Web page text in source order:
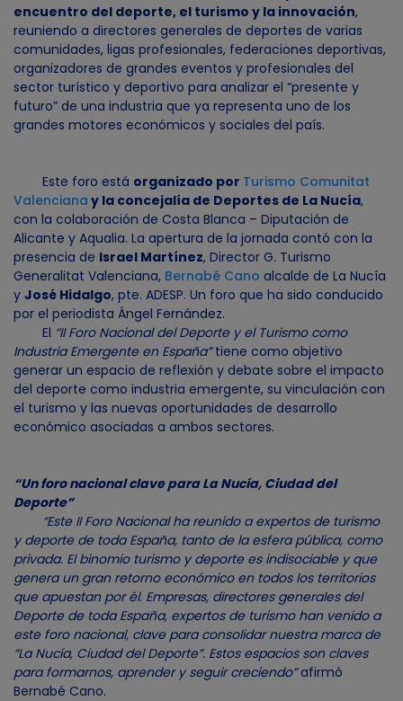
encuentro del deporte, el turismo y la innovación,
reuniendo a directores generales de deportes de varias
comunidades, ligas profesionales, federaciones deportivas,
organizadores de grandes eventos y profesionales del
sector turístico y deportivo para analizar el “presente y
futuro” de una industria que ya representa uno de los
grandes motores económicos y sociales del país.
Este foro está organizado por Turismo Comunitat
Valenciana y la concejalía de Deportes de La Nucía,
con la colaboración de Costa Blanca – Diputación de
Alicante y Aqualia. La apertura de la jornada contó con la
presencia de Israel Martínez, Director G. Turismo
Generalitat Valenciana, Bernabé Cano alcalde de La Nucía
y José Hidalgo, pte. ADESP. Un foro que ha sido conducido
por el periodista Ángel Fernández.
El “II Foro Nacional del Deporte y el Turismo como
Industria Emergente en España”tiene como objetivo
generar un espacio de reflexión y debate sobre el impacto
del deporte como industria emergente, su vinculación con
el turismo y las nuevas oportunidades de desarrollo
económico asociadas a ambos sectores.
“Un foro nacional clave para La Nucía, Ciudad del
Deporte”
“Este II Foro Nacional ha reunido a expertos de turismo
y deporte de toda España, tanto de la esfera pública, como
privada. El binomio turismo y deporte es indisociable y que
genera un gran retorno económico en todos los territorios
que apuestan por él. Empresas, directores generales del
Deporte de toda España, expertos de turismo han venido a
este foro nacional, clave para consolidar nuestra marca de
“La Nucía, Ciudad del Deporte”. Estos espacios son claves
para formarnos, aprender y seguir creciendo”afirmó
Bernabé Cano.